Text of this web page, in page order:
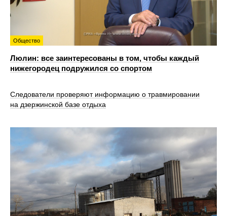
Общество
Люлин: все заинтересованы в том, чтобы каждый
нижегородец подружился со спортом
Следователи проверяют информацию о травмировании
на дзержинской базе отдыха